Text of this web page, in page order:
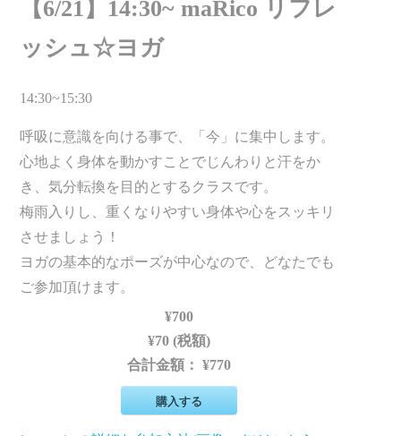
【6/21】14:30~ maRico リフレ
ッシュ☆ヨガ
14:30~15:30
呼吸に意識を向ける事で、「今」に集中します。
心地よく身体を動かすことでじんわりと汗をか
き、気分転換を目的とするクラスです。
梅雨入りし、重くなりやすい身体や心をスッキリ
させましょう！
ヨガの基本的なポーズが中心なので、どなたでも
ご参加頂けます。
¥700
¥70 (税額)
合計金額：¥770
購入する